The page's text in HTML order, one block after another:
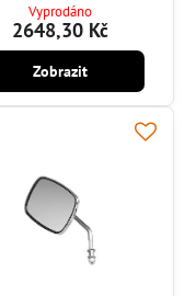
Vyprodáno
2648,30 Kč
Zobrazit